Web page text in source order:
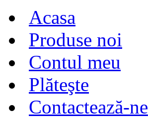
Acasa
Produse noi
Contul meu
Plăteşte
Contactează-ne